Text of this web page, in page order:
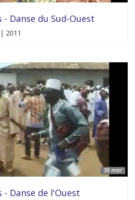
- Danse du Sud-Ouest
2011
30 min'
- Danse de l'Ouest